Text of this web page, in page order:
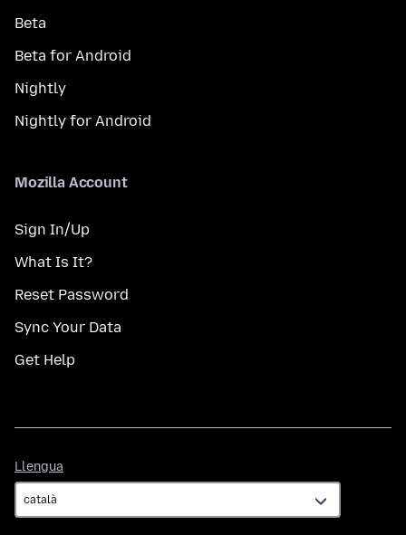
Beta
Beta for Android
Nightly
Nightly for Android
Mozilla Account
Sign In/Up
What Is It?
Reset Password
Sync Your Data
Get Help
Llengua